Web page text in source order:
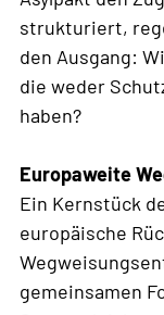
strukturiert,
den Ausgang:
die weder
haben?
Europaweite
Ein Kernstück
europäische
gemeinsamen